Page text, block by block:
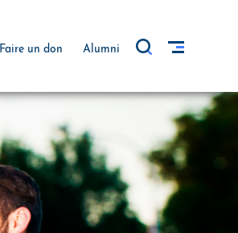
Faire un don Alumni